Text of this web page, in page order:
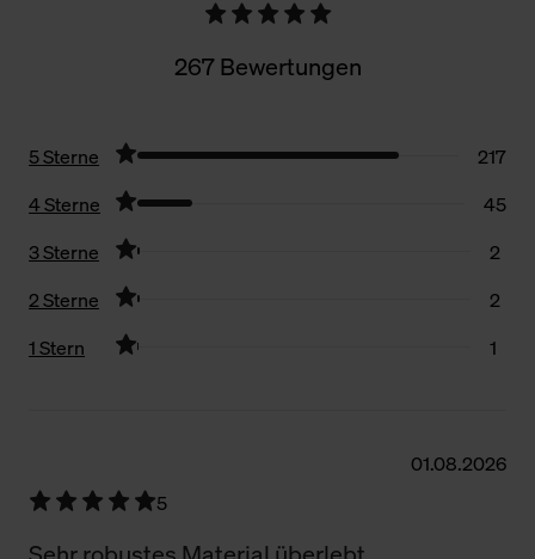
267 Bewertungen
5 Sterne
217
4 Sterne
45
3 Sterne
2
2 Sterne
2
1 Stern
1
01.08.2026
5